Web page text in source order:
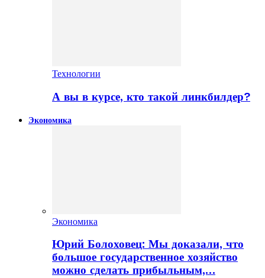
Технологии
А вы в курсе, кто такой линкбилдер?
Экономика
Экономика
Юрий Болоховец: Мы доказали, что
большое государственное хозяйство
можно сделать прибыльным,…